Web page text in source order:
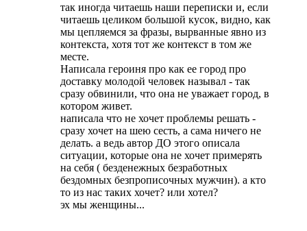
так иногда читаешь наши переписки и, если
читаешь целиком большой кусок, видно, как
мы цепляемся за фразы, вырванные явно из
контекста, хотя тот же контекст в том же
месте.
Написала героиня про как ее город про
доставку молодой человек называл - так
сразу обвинили, что она не уважает город, в
котором живет.
написала что не хочет проблемы решать -
сразу хочет на шею сесть, а сама ничего не
делать. а ведь автор ДО этого описала
ситуации, которые она не хочет примерять
на себя ( безденежных безработных
бездомных безпрописочных мужчин). а кто
то из нас таких хочет? или хотел?
эх мы женщины...